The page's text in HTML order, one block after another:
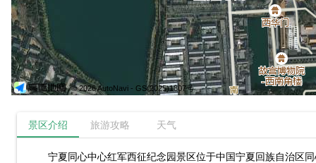
© 2026 AutoNavi - GS(2025)1807号
景区介绍 旅游攻略 天气
宁夏同心中心红军西征纪念园景区位于中国宁夏回族自治区